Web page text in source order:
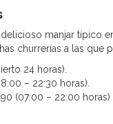
manjar típico
churrerías a las que
24 horas).
– 22:30 horas).
(07:00 – 22:00 horas)